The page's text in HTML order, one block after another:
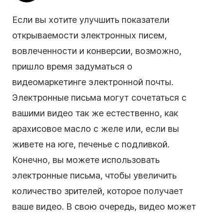
Если вы хотите улучшить показатели
открываемости электронных писем,
вовлеченности и конверсии, возможно,
пришло время задуматься о
видеомаркетинге электронной почты.
Электронные письма могут сочетаться с
вашими видео так же естественно, как
арахисовое масло с желе или, если вы
живете на юге, печенье с подливкой.
Конечно, вы можете использовать
электронные письма, чтобы увеличить
количество зрителей, которое получает
ваше видео. В свою очередь, видео может